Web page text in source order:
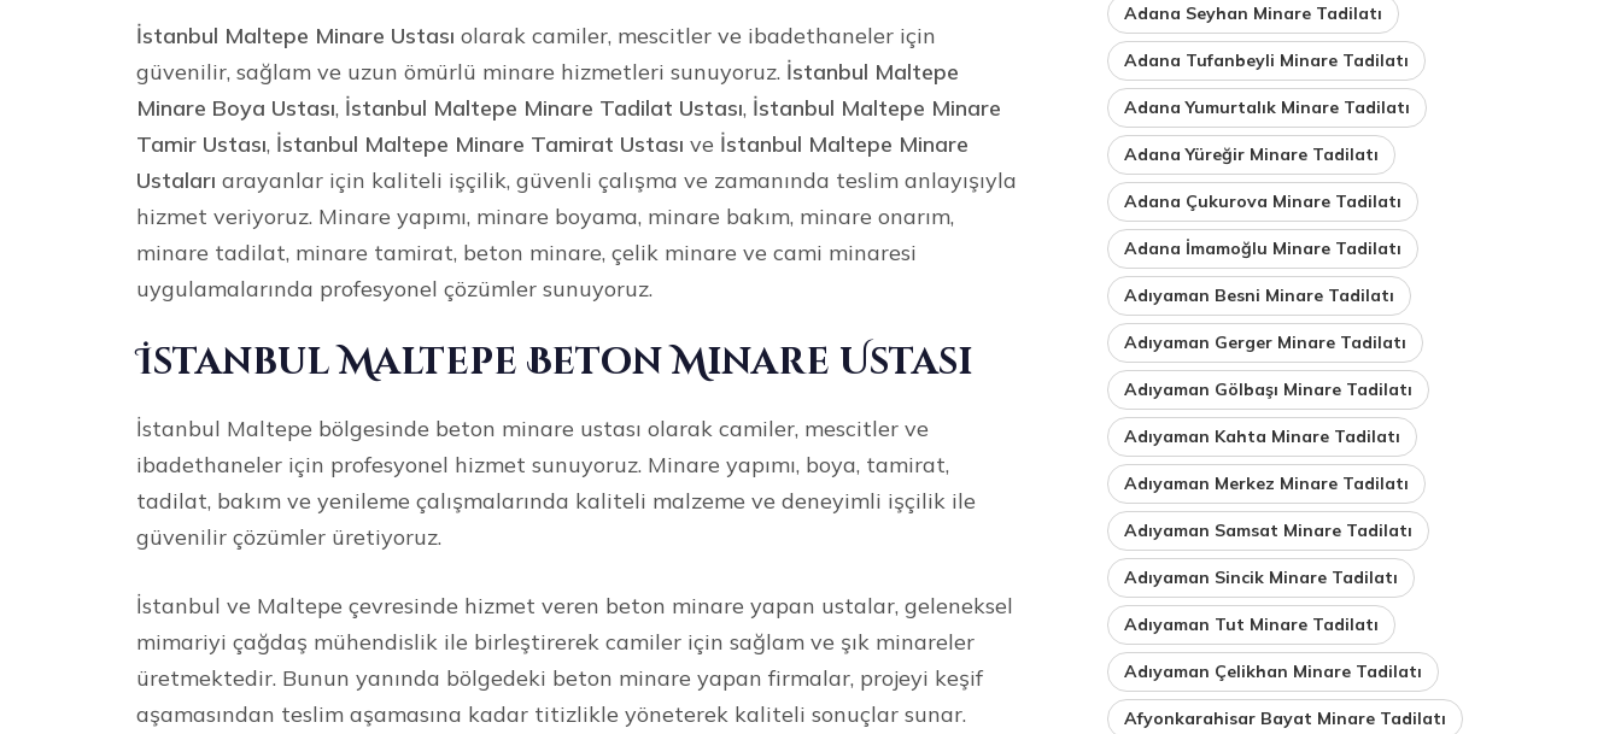
İstanbul Maltepe Minare Ustası olarak camiler, mescitler ve ibadethaneler için
güvenilir, sağlam ve uzun ömürlü minare hizmetleri sunuyoruz. İstanbul Maltepe
Minare Boya Ustası, İstanbul Maltepe Minare Tadilat Ustası, İstanbul Maltepe Minare
Tamir Ustası, İstanbul Maltepe Minare Tamirat Ustası ve İstanbul Maltepe Minare
Ustaları arayanlar için kaliteli işçilik, güvenli çalışma ve zamanında teslim anlayışıyla
hizmet veriyoruz. Minare yapımı, minare boyama, minare bakım, minare onarım,
minare tadilat, minare tamirat, beton minare, çelik minare ve cami minaresi
uygulamalarında profesyonel çözümler sunuyoruz.
İstanbul Maltepe Beton Minare Ustası
İstanbul Maltepe bölgesinde beton minare ustası olarak camiler, mescitler ve
ibadethaneler için profesyonel hizmet sunuyoruz. Minare yapımı, boya, tamirat,
tadilat, bakım ve yenileme çalışmalarında kaliteli malzeme ve deneyimli işçilik ile
güvenilir çözümler üretiyoruz.
İstanbul ve Maltepe çevresinde hizmet veren beton minare yapan ustalar, geleneksel
mimariyi çağdaş mühendislik ile birleştirerek camiler için sağlam ve şık minareler
üretmektedir. Bunun yanında bölgedeki beton minare yapan firmalar, projeyi keşif
aşamasından teslim aşamasına kadar titizlikle yöneterek kaliteli sonuçlar sunar.
Adana Seyhan Minare Tadilatı
Adana Tufanbeyli Minare Tadilatı
Adana Yumurtalık Minare Tadilatı
Adana Yüreğir Minare Tadilatı
Adana Çukurova Minare Tadilatı
Adana İmamoğlu Minare Tadilatı
Adıyaman Besni Minare Tadilatı
Adıyaman Gerger Minare Tadilatı
Adıyaman Gölbaşı Minare Tadilatı
Adıyaman Kahta Minare Tadilatı
Adıyaman Merkez Minare Tadilatı
Adıyaman Samsat Minare Tadilatı
Adıyaman Sincik Minare Tadilatı
Adıyaman Tut Minare Tadilatı
Adıyaman Çelikhan Minare Tadilatı
Afyonkarahisar Bayat Minare Tadilatı